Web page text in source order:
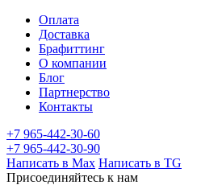
Оплата
Доставка
Брафиттинг
О компании
Блог
Партнерство
Контакты
+7 965-442-30-60
+7 965-442-30-90
Написать в Max Написать в TG
Присоединяйтесь к нам